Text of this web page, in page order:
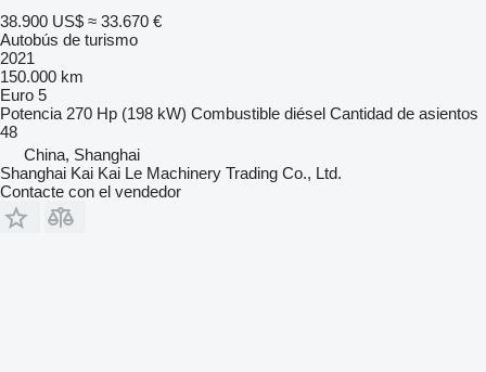
38.900 US$ ≈ 33.670 €
Autobús de turismo
2021
150.000 km
Euro 5
Potencia 270 Hp (198 kW) Combustible diésel Cantidad de asientos
48
China, Shanghai
Shanghai Kai Kai Le Machinery Trading Co., Ltd.
Contacte con el vendedor